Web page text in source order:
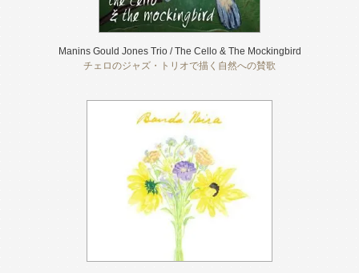
Manins Gould Jones Trio / The Cello & The Mockingbird
チェロのジャズ・トリオで描く自然への賛歌